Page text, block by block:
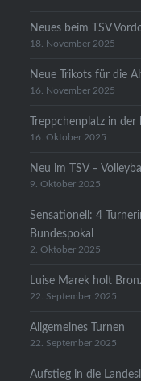
Neues beim TSV
18. November 2025
Neue Trikots für die
16. November 2025
Treppchenplatz in der
16. Oktober 2025
Neu im TSV – Volleyball
9. Oktober 2025
Sensationell: 4
Bundespokal
2. Oktober 2025
Luise Marek holt
22. September 2025
Allgemeines Turnen
22. September 2025
Aufstieg in die